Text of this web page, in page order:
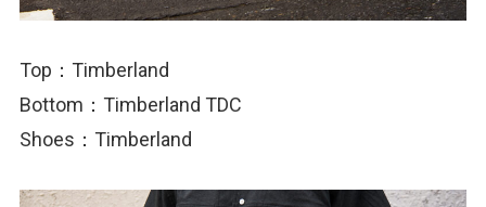
Top：Timberland
Bottom：Timberland TDC
Shoes：Timberland